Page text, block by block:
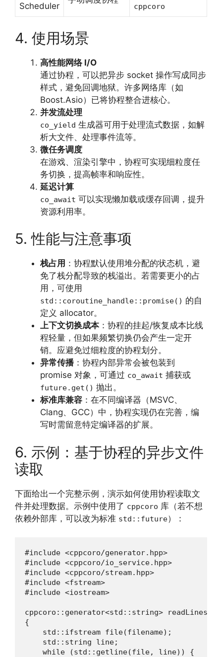
Scheduler cppcoro
4. 使用场景
高性能网络 I/O
通过协程，可以把异步 socket 操作写成同步
样式，避免回调地狱。许多网络库（如
Boost.Asio）已将协程整合进核心。
并发流处理
co_yield 生成器可用于处理流式数据，如解
析大文件、处理事件流等。
微任务调度
在游戏、渲染引擎中，协程可实现细粒度任
务切换，提高帧率和响应性。
延迟计算
co_await 可以实现懒加载或缓存回调，提升
资源利用率。
5. 性能与注意事项
栈占用 ：协程默认使用堆分配的状态机，避
免了栈分配导致的栈溢出。若需要更小的占
用，可使用
std::coroutine_handle::promise() 的自
定义 allocator。
上下文切换成本：协程的挂起/恢复成本比线
程轻量，但如果频繁切换仍会产生一定开
销。应避免过细粒度的协程划分。
异常传播：协程内部异常会被包装到
promise 对象，可通过 co_await 捕获或
future.get() 抛出。
标准库兼容 ：在不同编译器（MSVC、
Clang、GCC）中，协程实现仍在完善，编
写时需留意特定编译器的扩展。
6. 示例：基于协程的异步文件
读取
下面给出一个完整示例，演示如何使用协程读取文
件并处理数据。示例中使用了 cppcoro 库（若不想
依赖外部库，可以改为标准 std::future）：
#include <cppcoro/generator.hpp>
#include <cppcoro/io_service.hpp>
#include <cppcoro/stream.hpp>
#include <fstream>
#include <iostream>
cppcoro::generator<std::string>
{
    std::ifstream file(filename);
    std::string line;
    while (std::getline(file, line)) {